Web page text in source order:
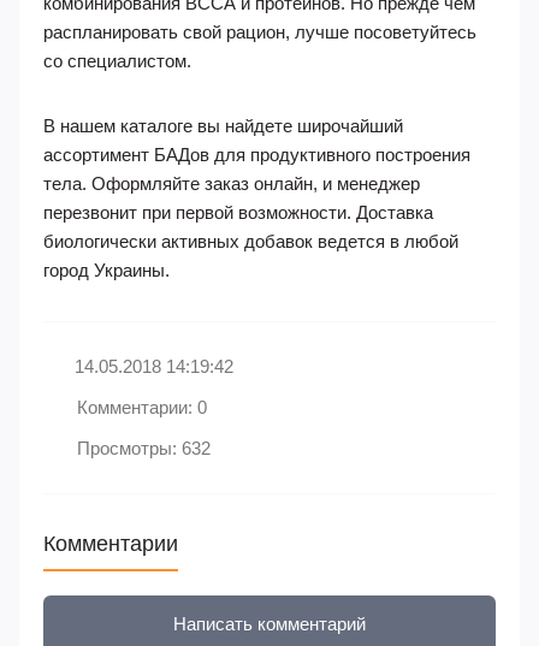
распланировать свой рацион, лучше посоветуйтесь
со специалистом.
В нашем каталоге вы найдете широчайший
ассортимент БАДов для продуктивного построения
тела. Оформляйте заказ онлайн, и менеджер
перезвонит при первой возможности. Доставка
биологически активных добавок ведется в любой
город Украины.
14.05.2018 14:19:42
Комментарии: 0
Просмотры: 632
Комментарии
Написать комментарий